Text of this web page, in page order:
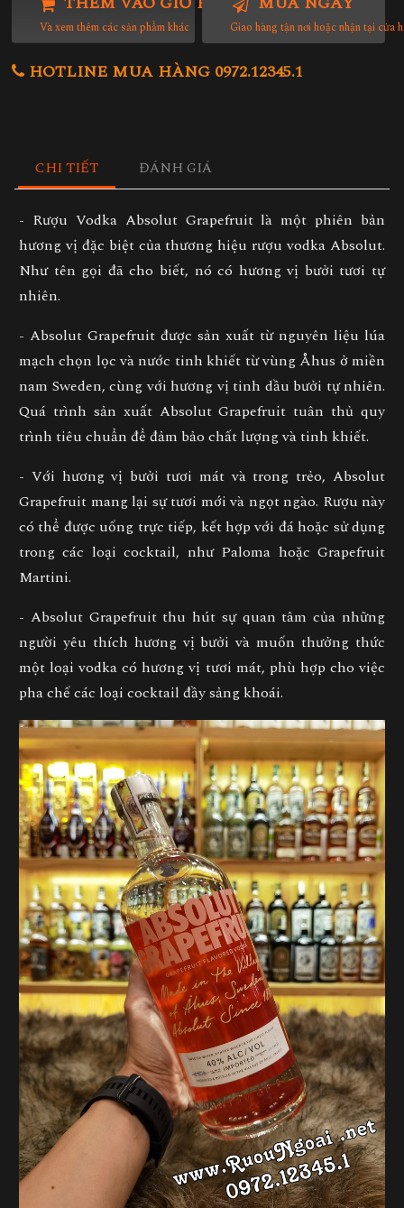
Và xem thêm các sản phẩm khác Giao hàng tận nơi hoặc nhận tại cửa
HOTLINE MUA HÀNG 0972.12345.1
CHI TIẾT ĐÁNH GIÁ
- Rượu Vodka Absolut Grapefruit là một phiên bản
hương vị đặc biệt của thương hiệu rượu vodka Absolut.
Như tên gọi đã cho biết, nó có hương vị bưởi tươi tự
nhiên.
- Absolut Grapefruit được sản xuất từ nguyên liệu lúa
mạch chọn lọc và nước tinh khiết từ vùng Åhus ở miền
nam Sweden, cùng với hương vị tinh dầu bưởi tự nhiên.
Quá trình sản xuất Absolut Grapefruit tuân thủ quy
trình tiêu chuẩn để đảm bảo chất lượng và tinh khiết.
- Với hương vị bưởi tươi mát và trong trẻo, Absolut
Grapefruit mang lại sự tươi mới và ngọt ngào. Rượu này
có thể được uống trực tiếp, kết hợp với đá hoặc sử dụng
trong các loại cocktail, như Paloma hoặc Grapefruit
Martini.
- Absolut Grapefruit thu hút sự quan tâm của những
người yêu thích hương vị bưởi và muốn thưởng thức
một loại vodka có hương vị tươi mát, phù hợp cho việc
pha chế các loại cocktail đầy sảng khoái.